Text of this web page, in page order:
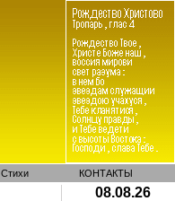
Стихи КОНТАКТЫ
08.08.26